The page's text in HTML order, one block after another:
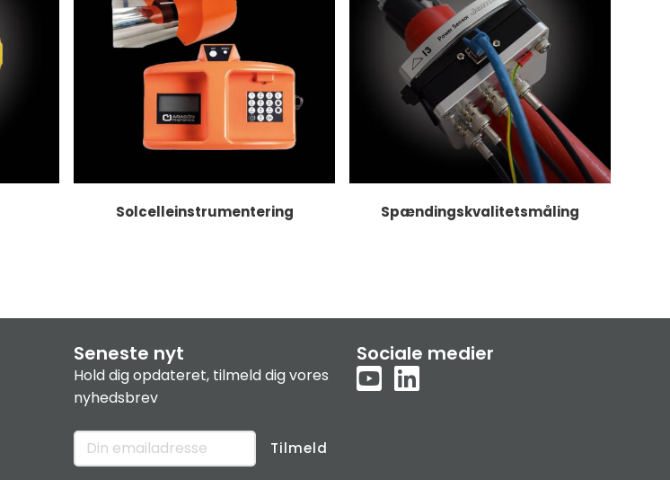
Solcelleinstrumentering Spændingskvalitetsmåling
Seneste nyt
Hold dig opdateret, tilmeld dig vores
nyhedsbrev
Tilmeld
Sociale medier